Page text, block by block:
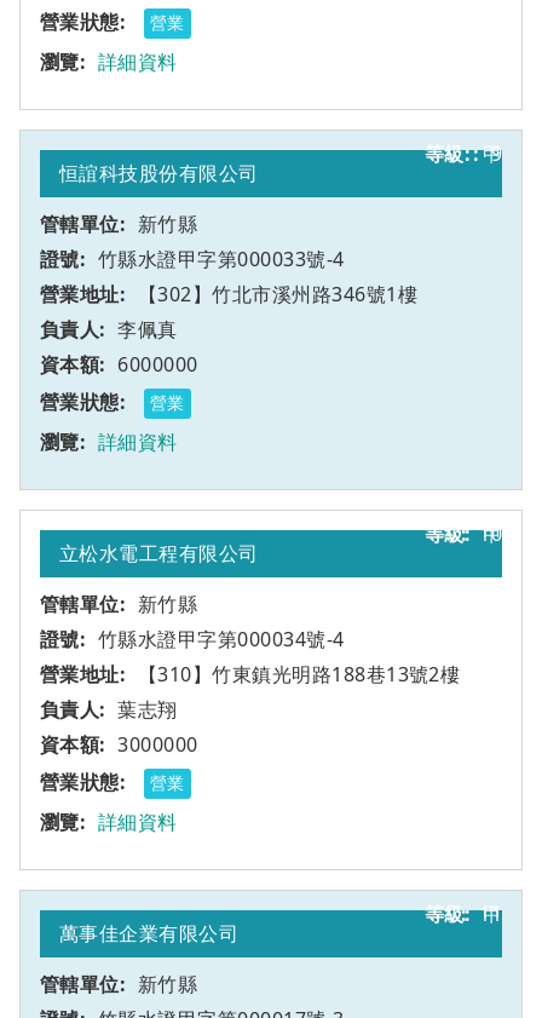
營業
詳細資料
9
恒誼科技股份有限公司
新竹縣
竹縣水證甲字第000033號-4
【302】竹北市溪州路346號1樓
甲
李佩真
6000000
營業
詳細資料
10
立松水電工程有限公司
新竹縣
竹縣水證甲字第000034號-4
【310】竹東鎮光明路188巷13號2樓
甲
葉志翔
3000000
營業
詳細資料
11
萬事佳企業有限公司
新竹縣
甲